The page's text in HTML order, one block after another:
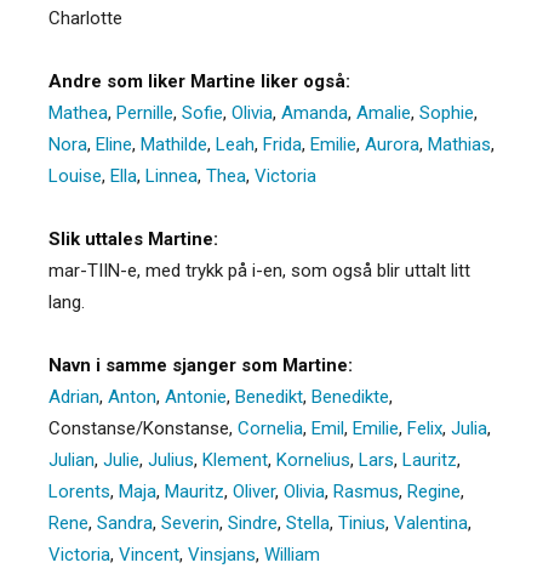
Charlotte
Andre som liker Martine liker også:
Mathea, Pernille, Sofie, Olivia, Amanda, Amalie, Sophie,
Nora, Eline, Mathilde, Leah, Frida, Emilie, Aurora, Mathias,
Louise, Ella, Linnea, Thea, Victoria
Slik uttales Martine:
mar-TIIN-e, med trykk på i-en, som også blir uttalt litt
lang.
Navn i samme sjanger som Martine:
Adrian, Anton, Antonie, Benedikt, Benedikte,
Constanse/Konstanse, Cornelia, Emil, Emilie, Felix, Julia,
Julian, Julie, Julius, Klement, Kornelius, Lars, Lauritz,
Lorents, Maja, Mauritz, Oliver, Olivia, Rasmus, Regine,
Rene, Sandra, Severin, Sindre, Stella, Tinius, Valentina,
Victoria, Vincent, Vinsjans, William